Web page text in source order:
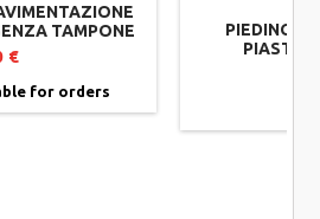
TAMPONE
–
REGOLAZIONE
SOLIDOR
€
for orders
PIEDINO